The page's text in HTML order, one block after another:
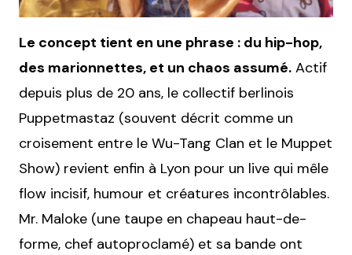
Le concept tient en une phrase : du hip-hop,
des marionnettes, et un chaos assumé. Actif
depuis plus de 20 ans, le collectif berlinois
Puppetmastaz (souvent décrit comme un
croisement entre le Wu-Tang Clan et le Muppet
Show) revient enfin à Lyon pour un live qui mêle
flow incisif, humour et créatures incontrôlables.
Mr. Maloke (une taupe en chapeau haut-de-
forme, chef autoproclamé) et sa bande ont